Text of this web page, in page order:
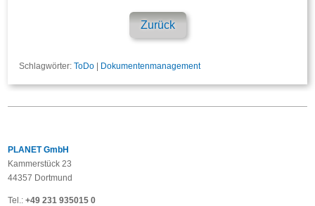
Zurück
Schlagwörter:ToDo | Dokumentenmanagement
PLANET GmbH
Kammerstück 23
44357 Dortmund
Tel.:+49 231 935015 0